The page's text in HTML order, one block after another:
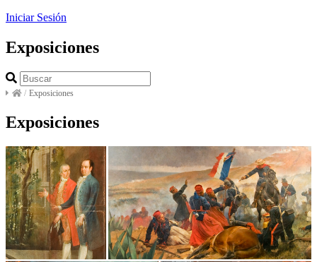
Iniciar Sesión
Exposiciones
/ Exposiciones
Exposiciones